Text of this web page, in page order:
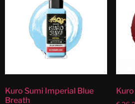
Kuro Sumi Imperial Blue
Breath